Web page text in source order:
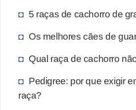
5 raças de cachorro de
Os melhores cães de
Qual raça de cachorro
Pedigree: por que exigir
raça?